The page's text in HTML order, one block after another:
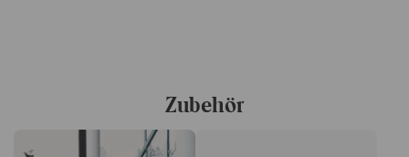
kombiniert mit Funktionalität und unerwarteten Details,
haben Anya Sebtons Entwürfe weltweit Aufmerksamkeit
erregt. Ihre Arbeiten sind heute an Orten wie Flughäfen,
Zubehör